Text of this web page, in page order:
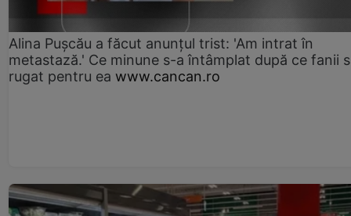
Alina Pușcău a făcut anunțul trist: 'Am intrat în
metastază.' Ce minune s-a întâmplat după ce fanii
rugat pentru ea www.cancan.ro